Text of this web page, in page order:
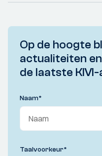
Op de hoogte
actualiteiten
de laatste
Naam*
Taalvoorkeur*